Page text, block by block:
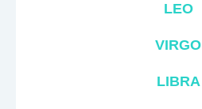
LEO
VIRGO
LIBRA